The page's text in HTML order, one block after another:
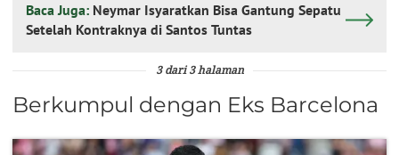
Baca Juga: Neymar Isyaratkan Bisa Gantung Sepatu
Setelah Kontraknya di Santos Tuntas
3 dari 3 halaman
Berkumpul dengan Eks Barcelona